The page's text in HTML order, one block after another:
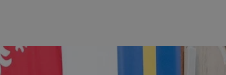
niezbędnych plików cookie nie można prawidłowo korzystać ze strony